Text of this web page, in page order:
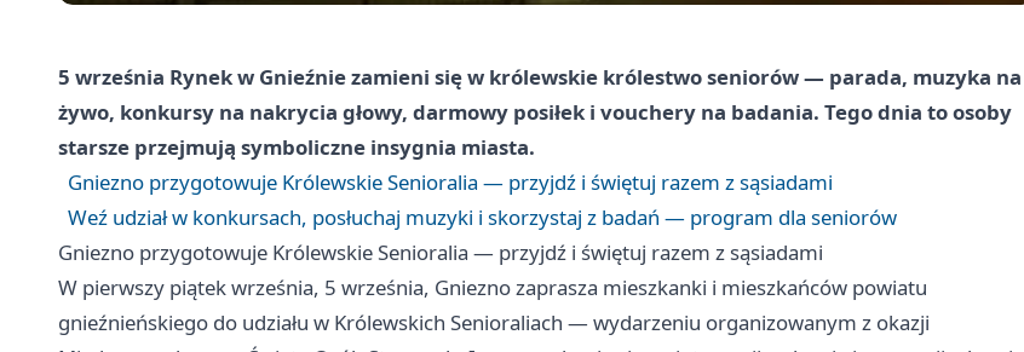
5 września Rynek w Gnieźnie zamieni się w królewskie królestwo seniorów — parada, muzyka na
żywo, konkursy na nakrycia głowy, darmowy posiłek i vouchery na badania. Tego dnia to osoby
starsze przejmują symboliczne insygnia miasta.
Gniezno przygotowuje Królewskie Senioralia — przyjdź i świętuj razem z sąsiadami
Weź udział w konkursach, posłuchaj muzyki i skorzystaj z badań — program dla seniorów
Gniezno przygotowuje Królewskie Senioralia — przyjdź i świętuj razem z sąsiadami
W pierwszy piątek września, 5 września, Gniezno zaprasza mieszkanki i mieszkańców powiatu
gnieźnieńskiego do udziału w Królewskich Senioraliach — wydarzeniu organizowanym z okazji